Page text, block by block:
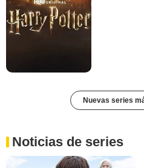
Nuevas series
Noticias de series